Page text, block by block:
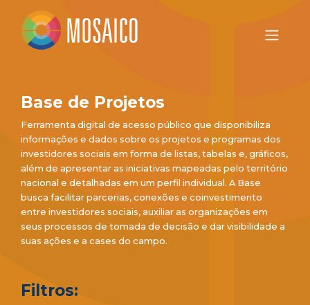
Base de Projetos
Ferramenta digital de acesso público que disponibiliza
informações e dados sobre os projetos e programas dos
investidores sociais em forma de listas, tabelas e, gráficos,
além de apresentar as iniciativas mapeadas pelo território
nacional e detalhadas em um perfil individual. A Base
busca facilitar parcerias, conexões e coinvestimento
entre investidores sociais, auxiliar as organizações em
seus processos de tomada de decisão e dar visibilidade a
suas ações e a cases do campo.
Filtros: